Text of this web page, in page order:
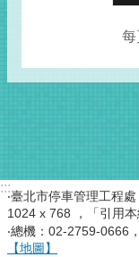
每
:::
‧臺北市停車管理工程
1024 x 768 ，「引用
‧總機：02-2759-0666
【地圖】